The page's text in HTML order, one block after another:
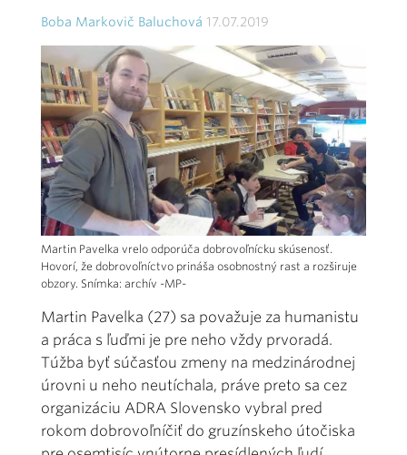
Boba Markovič Baluchová 17.07.2019
Martin Pavelka vrelo odporúča dobrovoľnícku skúsenosť.
Hovorí, že dobrovoľníctvo prináša osobnostný rast a rozširuje
obzory. Snímka: archív -MP-
Martin Pavelka (27) sa považuje za humanistu
a práca s ľuďmi je pre neho vždy prvoradá.
Túžba byť súčasťou zmeny na medzinárodnej
úrovni u neho neutíchala, práve preto sa cez
organizáciu ADRA Slovensko vybral pred
rokom dobrovoľníčiť do gruzínskeho útočiska